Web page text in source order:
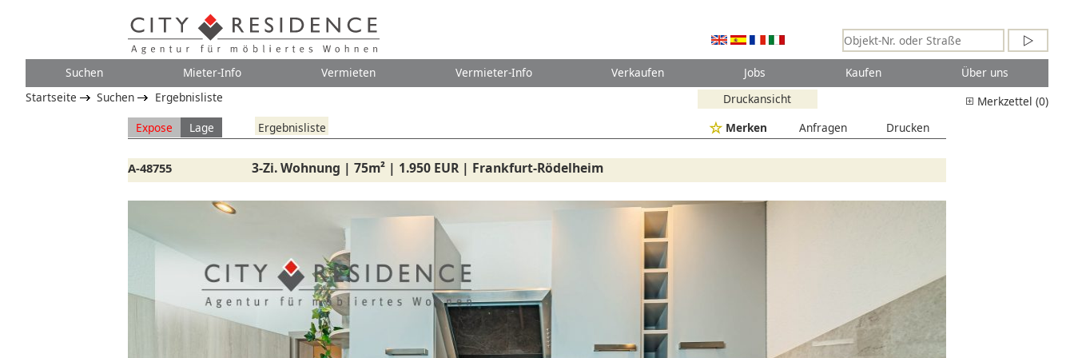
Suchen Mieter-Info Vermieten Vermieter-Info Verkaufen Jobs Kaufen
Über uns
Merkzettel (0)
Druckansicht
Startseite Suchen
Ergebnisliste
Expose
Lage Ergebnisliste Drucken
Anfragen
Merken
A-48755 3-Zi. Wohnung | 75m² | 1.950 EUR | Frankfurt-Rödelheim